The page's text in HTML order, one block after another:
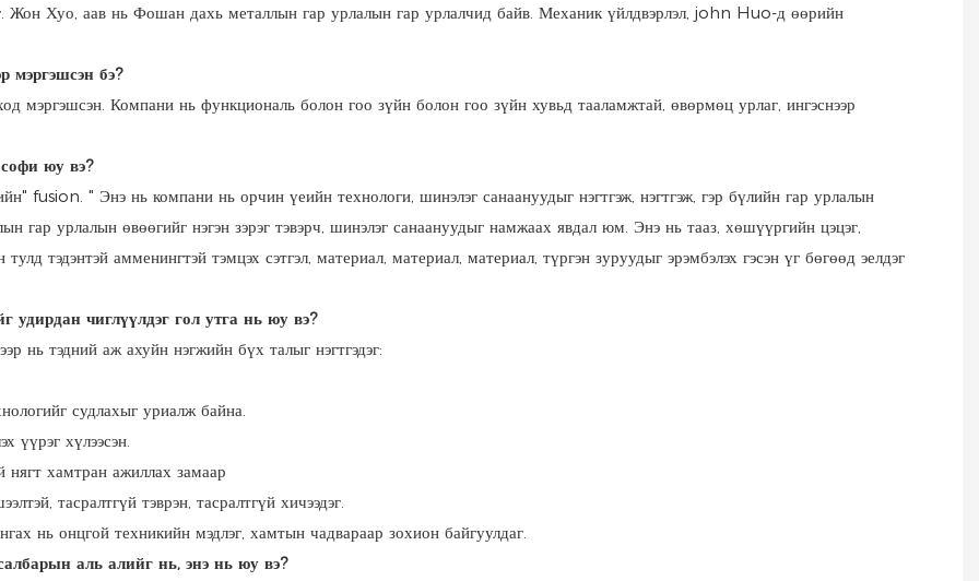
Жон Хуо, аав нь Фошан дахь металлын гар урлалын гар урлалчид байв. Механик үйлдвэрлэл, john Huo-д өөрийн
мэргэшсэн бэ?
мэргэшсэн. Компани нь функциональ болон гоо зүйн болон гоо зүйн хувьд тааламжтай, өвөрмөц урлаг, ингэснээр
юу вэ?
fusion. " Энэ нь компани нь орчин үеийн технологи, шинэлэг санаануудыг нэгтгэж, нэгтгэж, гэр бүлийн гар урлалын
гар урлалын өвөөгийг нэгэн зэрэг тэвэрч, шинэлэг санаануудыг намжаах явдал юм. Энэ нь тааз, хөшүүргийн цэцэг,
тэдэнтэй амменингтэй тэмцэх сэтгэл, материал, материал, материал, түргэн зуруудыг эрэмбэлэх гэсэн үг бөгөөд эелдэг
удирдан чиглүүлдэг гол утга нь юу вэ?
нь тэдний аж ахуйн нэгжийн бүх талыг нэгтгэдэг:
судлахыг уриалж байна.
үүрэг хүлээсэн.
хамтран ажиллах замаар
тасралтгүй тэврэн, тасралтгүй хичээдэг.
нь онцгой техникийн мэдлэг, хамтын чадвараар зохион байгуулдаг.
аль алийг нь, энэ нь юу вэ?